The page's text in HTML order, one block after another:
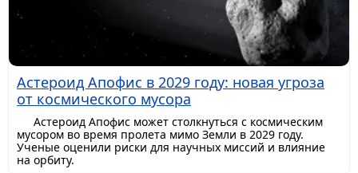
Астероид Апофис в 2029 году: новая угроза
от космического мусора
Астероид Апофис может столкнуться с космическим
мусором во время пролета мимо Земли в 2029 году.
Ученые оценили риски для научных миссий и влияние
на орбиту.